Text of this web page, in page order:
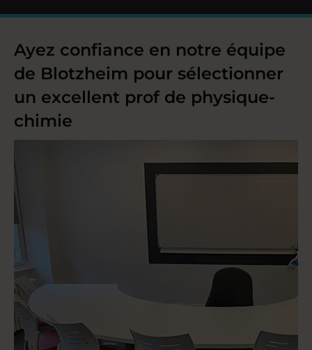
Ayez confiance en notre équipe
de Blotzheim pour sélectionner
un excellent prof de physique-
chimie